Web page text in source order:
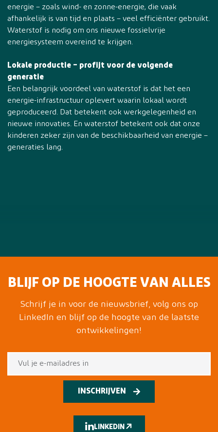
energie – zoals wind- en zonne-energie, die vaak
afhankelijk is van tijd en plaats – veel efficiënter gebruikt.
Waterstof is nodig om ons nieuwe fossielvrije
energiesysteem overeind te krijgen.
Lokale productie – profijt voor de volgende
generatie
Een belangrijk voordeel van waterstof is dat het een
energie-infrastructuur oplevert waarin lokaal wordt
geproduceerd. Dat betekent ook werkgelegenheid en
nieuwe innovaties. En waterstof betekent ook dat onze
kinderen zeker zijn van de beschikbaarheid van energie –
generaties lang.
BLIJF OP DE HOOGTE VAN ALLES
Schrijf je in voor de nieuwsbrief, volg ons op
LinkedIn en blijf op de hoogte van de laatste
ontwikkelingen!
INSCHRIJVEN
LINKEDIN